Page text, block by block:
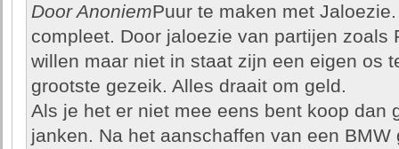
Door AnoniemPuur te maken met
compleet. Door jaloezie van partijen zoals
willen maar niet in staat zijn een eigen os
grootste gezeik. Alles draait om geld.
Als je het er niet mee eens bent koop dan
janken. Na het aanschaffen van een